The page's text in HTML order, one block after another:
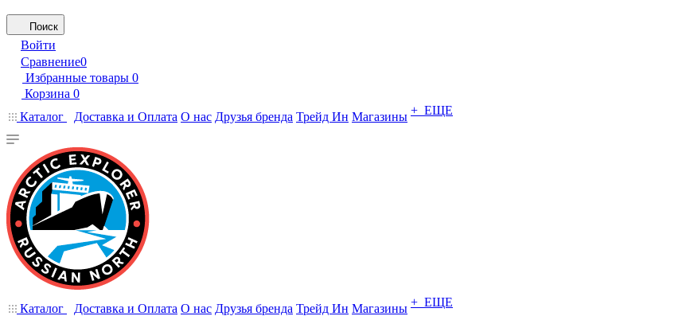
Поиск
Войти
Сравнение0
Избранные товары 0
Корзина 0
Каталог
Доставка и Оплата О нас Друзья бренда Трейд Ин Магазины + ЕЩЕ
Каталог Доставка и Оплата О нас Друзья бренда Трейд Ин Магазины + ЕЩЕ